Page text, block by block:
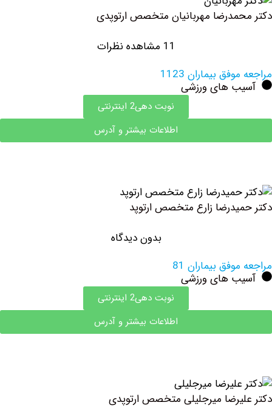
مهربانیان متخصص ارتوپدی
بیماران 1123
های ورزشی
نوبت دهی2 اینترنتی
اطلاعات بیشتر و آدرس
زارع متخصص ارتوپد
بدون دیدگاه
بیماران 81
های ورزشی
نوبت دهی2 اینترنتی
اطلاعات بیشتر و آدرس
میرجلیلی متخصص ارتوپدی